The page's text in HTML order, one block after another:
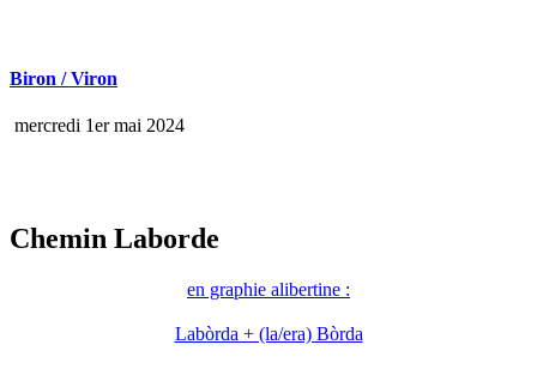
Biron / Viron
mercredi 1er mai 2024
Chemin Laborde
en graphie alibertine :
Labòrda + (la/era) Bòrda